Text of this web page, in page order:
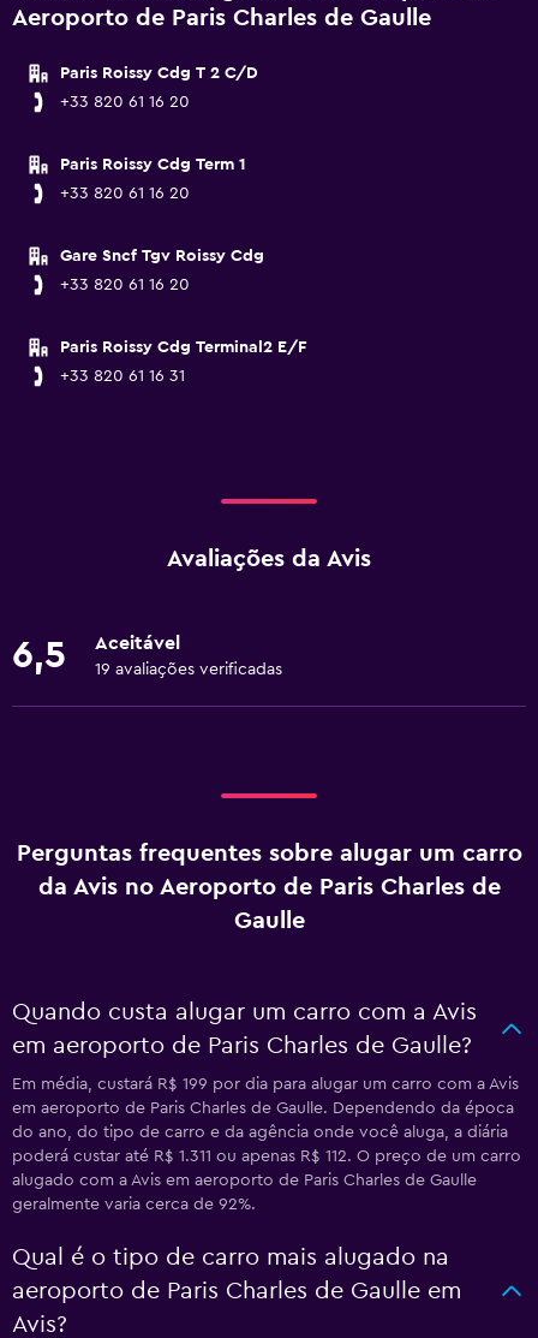
Aeroporto de Paris Charles de Gaulle
Paris Roissy Cdg T 2 C/D
+33 820 61 16 20
Paris Roissy Cdg Term 1
+33 820 61 16 20
Gare Sncf Tgv Roissy Cdg
+33 820 61 16 20
Paris Roissy Cdg Terminal2 E/F
+33 820 61 16 31
Avaliações da Avis
6,5 Aceitável
19 avaliações verificadas
Perguntas frequentes sobre alugar um carro
da Avis no Aeroporto de Paris Charles de
Gaulle
Quando custa alugar um carro com a Avis
em aeroporto de Paris Charles de Gaulle?
Em média, custará R$ 199 por dia para alugar um carro com a Avis
em aeroporto de Paris Charles de Gaulle. Dependendo da época
do ano, do tipo de carro e da agência onde você aluga, a diária
poderá custar até R$ 1.311 ou apenas R$ 112. O preço de um carro
alugado com a Avis em aeroporto de Paris Charles de Gaulle
geralmente varia cerca de 92%.
Qual é o tipo de carro mais alugado na
aeroporto de Paris Charles de Gaulle em
Avis?